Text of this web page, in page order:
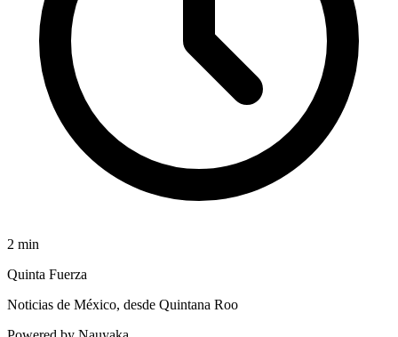
2 min
Quinta Fuerza
Noticias de México, desde Quintana Roo